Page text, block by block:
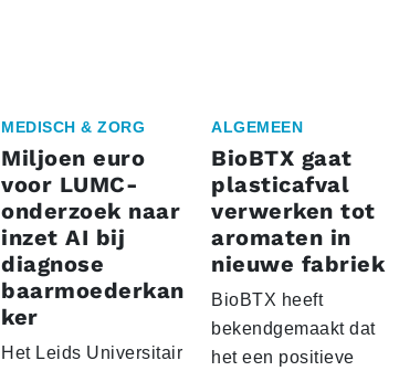
MEDISCH & ZORG
Miljoen euro
voor LUMC-
onderzoek naar
inzet AI bij
diagnose
baarmoederkan
ker
Het Leids Universitair
ALGEMEEN
BioBTX gaat
plasticafval
verwerken tot
aromaten in
nieuwe fabriek
BioBTX heeft
bekendgemaakt dat
het een positieve